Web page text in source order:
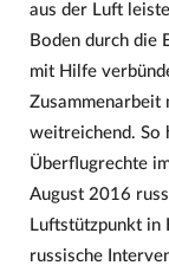
aus der Luft
Boden durch die
mit Hilfe
Zusammenarbeit
weitreichend. So
Überflugrechte
August 2016
Luftstützpunkt in
russische